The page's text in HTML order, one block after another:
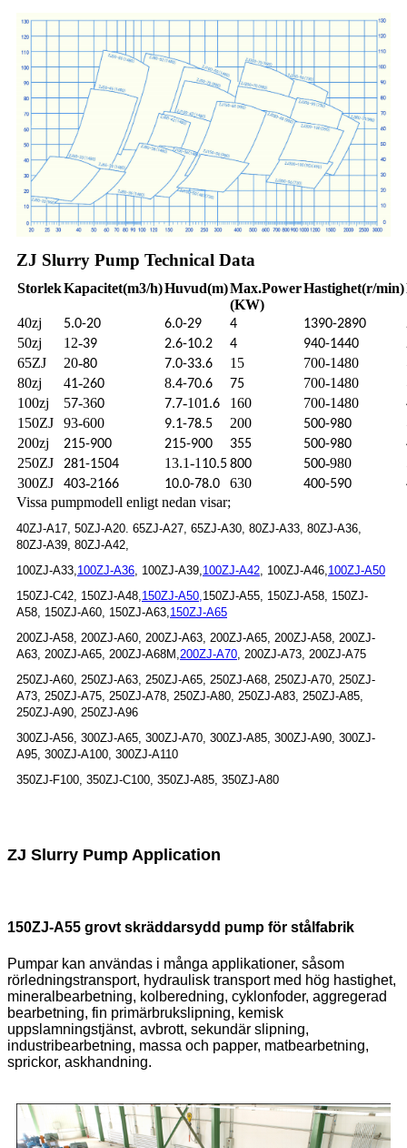
ZJ Slurry Pump Technical Data
StorlekKapacitet(m3/h)Huvud(m)Max.Power
(KW)
Hastighet(r/min)
40zj 5.0-20 6.0-29 4 1390-2890
50zj
12-39 2.6-10.2 4 940-1440
65ZJ
20-80 7.0-33.6 15 700-1480
80zj 41-260 8.4-70.6 75 700-1480
100zj 57-360 7.7-101.6 160 700-1480
150ZJ 93-600 9.1-78.5 200 500-980
200zj 215-900 215-900 355 500-980
250ZJ 281-1504 13.1-1 10.5800 500-980
300ZJ 403-2166 10.0-78.0 630 400-590
Vissa pumpmodell enligt nedan visar;
40ZJ-A17, 50ZJ-A20. 65ZJ-A27, 65ZJ-A30, 80ZJ-A33, 80ZJ-A36,
80ZJ-A39, 80ZJ-A42,
100ZJ-A33, 100ZJ-A36 , 100ZJ-A39, 100ZJ-A42 , 100ZJ-A46, 100ZJ-A50
150ZJ-C42, 150ZJ-A48, 150ZJ-A50, 150ZJ-A55, 150ZJ-A58, 150ZJ-
A58, 150ZJ-A60, 150ZJ-A63, 150ZJ-A65
200ZJ-A58, 200ZJ-A60, 200ZJ-A63, 200ZJ-A65, 200ZJ-A58, 200ZJ-
A63, 200ZJ-A65, 200ZJ-A68M, 200ZJ-A70 , 200ZJ-A73, 200ZJ-A75
250ZJ-A60, 250ZJ-A63, 250ZJ-A65, 250ZJ-A68, 250ZJ-A70, 250ZJ-
A73, 250ZJ-A75, 250ZJ-A78, 250ZJ-A80, 250ZJ-A83, 250ZJ-A85,
250ZJ-A90, 250ZJ-A96
300ZJ-A56, 300ZJ-A65, 300ZJ-A70, 300ZJ-A85, 300ZJ-A90, 300ZJ-
A95, 300ZJ-A100, 300ZJ-A110
350ZJ-F100, 350ZJ-C100, 350ZJ-A85, 350ZJ-A80
ZJ Slurry Pump Application
150ZJ-A55 grovt skräddarsydd pump för stålfabrik
Pumpar kan användas i många applikationer, såsom
rörledningstransport, hydraulisk transport med hög hastighet,
mineralbearbetning, kolberedning, cyklonfoder, aggregerad
bearbetning, fin primärbrukslipning, kemisk
uppslamningstjänst, avbrott, sekundär slipning,
industribearbetning, massa och papper, matbearbetning,
sprickor, askhandning.